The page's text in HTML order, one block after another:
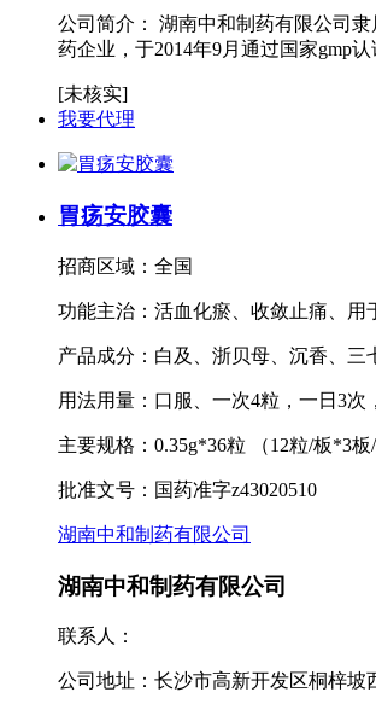
公司简介：
湖南中和制药有限公司
药企业，于2014年9月通过国家gmp
[未核实]
我要代理
胃疡安胶囊
招商区域：全国
功能主治：活血化瘀、收敛止痛、用
产品成分：白及、浙贝母、沉香、三
用法用量：口服、一次4粒，一日3次
主要规格：0.35g*36粒 （12粒/板*3板/
批准文号：国药准字z43020510
湖南中和制药有限公司
湖南中和制药有限公司
联系人：
公司地址： 长沙市高新开发区桐梓坡